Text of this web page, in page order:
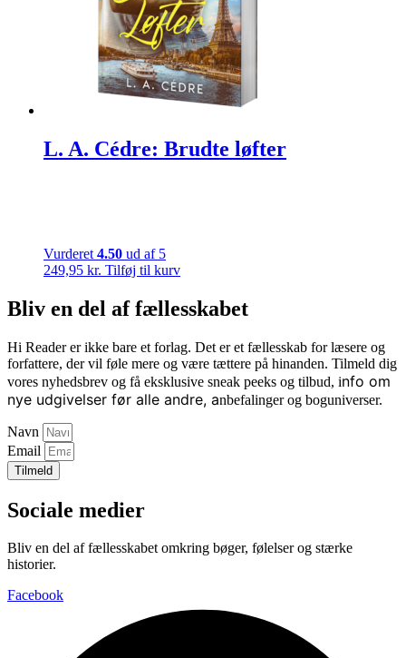
L. A. Cédre: Brudte løfter
Vurderet 4.50 ud af 5
249,95 kr. Tilføj til kurv
Bliv en del af fællesskabet
Hi Reader er ikke bare et forlag. Det er et fællesskab for læsere og
forfattere, der vil føle mere og være tættere på hinanden. Tilmeld dig
vores nyhedsbrev og få eksklusive sneak peeks og tilbud, info om
nye udgivelser før alle andre, anbefalinger og boguniverser.
Navn
Email
Tilmeld
Sociale medier
Bliv en del af fællesskabet omkring bøger, følelser og stærke
historier.
Facebook